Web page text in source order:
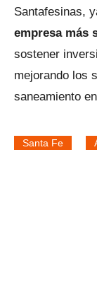
Santafesinas,
empresa más
sostener
mejorando los
saneamiento
Santa Fe